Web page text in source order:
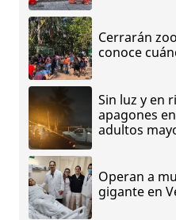
Cerrarán
conoce
Sin luz y en
apagones
adultos
Operan a
gigante en